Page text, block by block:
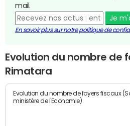
mail.
Je
En savoir plus sur notre politique de
Evolution du nombre de
Rimatara
Evolution du nombre de foyers fiscaux
ministère de l'Economie)